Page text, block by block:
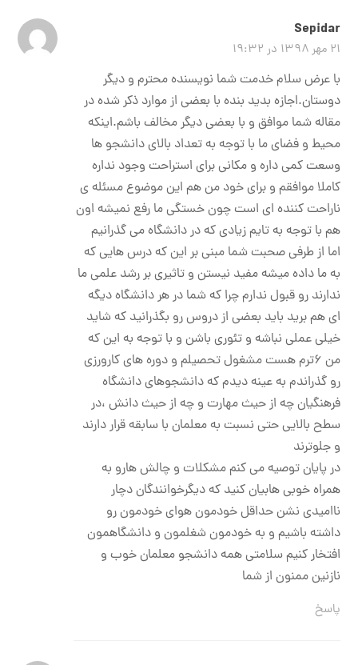
Sepidar
۲۱ مهر ۱۳۹۸ در ۱۹:۳۲
با عرض سلام خدمت شما نویسنده محترم و دیگر
دوستان.اجازه بدید بنده با بعضی از موارد ذکر شده در
مقاله شما موافق و با بعضی دیگر مخالف باشم.اینکه
محیط و فضای ما با توجه به تعداد بالای دانشجو ها
وسعت کمی داره و مکانی برای استراحت وجود نداره
کاملا موافقم و برای خود من هم این موضوع مسئله ی
ناراحت کننده ای است چون خستگی ما رفع نمیشه اون
هم با توجه به تایم زیادی که در دانشگاه می گذرانیم
اما از طرفی صحبت شما مبنی بر این که درس هایی که
به ما داده میشه مفید نیستن و تاثیری بر رشد علمی ما
ندارند رو قبول ندارم چرا که شما در هر دانشگاه دیگه
ای هم برید باید بعضی از دروس رو بگذرانید که شاید
خیلی عملی نباشه و تئوری باشن و با توجه به این که
من ۶ترم هست مشغول تحصیلم و دوره های کارورزی
رو گذراندم به عینه دیدم که دانشجوهای دانشگاه
فرهنگیان چه از حیث مهارت و چه از حیث دانش ،در
سطح بالایی حتی نسبت به معلمان با سابقه قرار دارند
و جلوترند
در پایان توصیه می کنم مشکلات و چالش هارو به
همراه خوبی هابیان کنید که دیگرخوانندگان دچار
ناامیدی نشن حداقل خودمون هوای خودمون رو
داشته باشیم و به خودمون شغلمون و دانشگاهمون
افتخار کنیم سلامتی همه دانشجو معلمان خوب و
نازنین ممنون از شما
پاسخ